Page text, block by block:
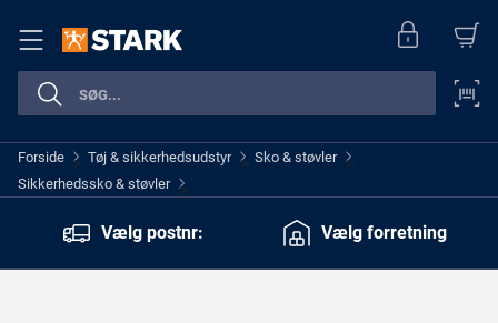
Forside > Tøj & sikkerhedsudstyr > Sko & støvler >
Sikkerhedssko & støvler >
Vælg postnr:
Vælg forretning